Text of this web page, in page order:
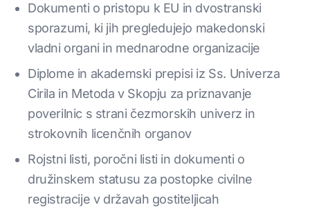
Dokumenti o pristopu k EU in dvostranski
sporazumi, ki jih pregledujejo makedonski
vladni organi in mednarodne organizacije
Diplome in akademski prepisi iz Ss. Univerza
Cirila in Metoda v Skopju za priznavanje
poverilnic s strani čezmorskih univerz in
strokovnih licenčnih organov
Rojstni listi, poročni listi in dokumenti o
družinskem statusu za postopke civilne
registracije v državah gostiteljicah